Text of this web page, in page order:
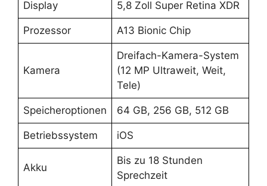
Display 5,8 Zoll Super Retina XDR
Prozessor A13 Bionic Chip
Kamera
Dreifach-Kamera-System
(12 MP Ultraweit, Weit,
Tele)
Speicheroptionen 64 GB, 256 GB, 512 GB
Betriebssystem iOS
Akku
Bis zu 18 Stunden
Sprechzeit